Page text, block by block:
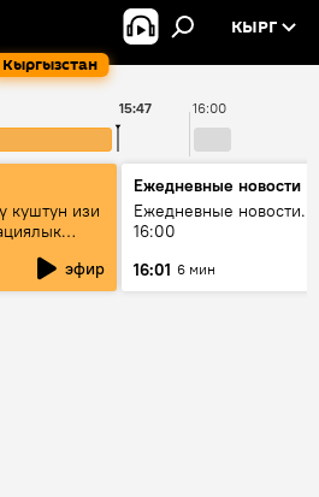
Кыргызстан
КЫРГ
16:00
15:47
куштун изи
берет?
эфир
Ежедневные новости
Ежедневные новости.
16:00
16:01 6 мин